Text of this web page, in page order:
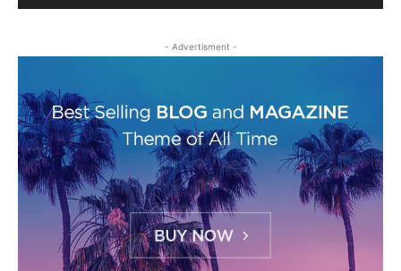
- Advertisment -